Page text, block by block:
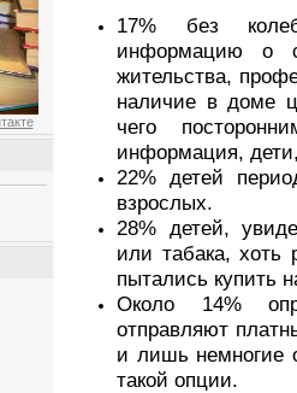
17% без
информацию о
жительства,
наличие в доме
чего
информация,
22% детей
взрослых.
28% детей,
или табака, хоть
пытались купить
Около 14%
отправляют
и лишь немногие
такой опции.